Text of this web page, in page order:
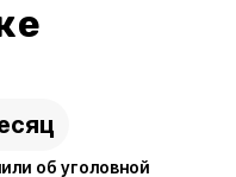
об уголовной